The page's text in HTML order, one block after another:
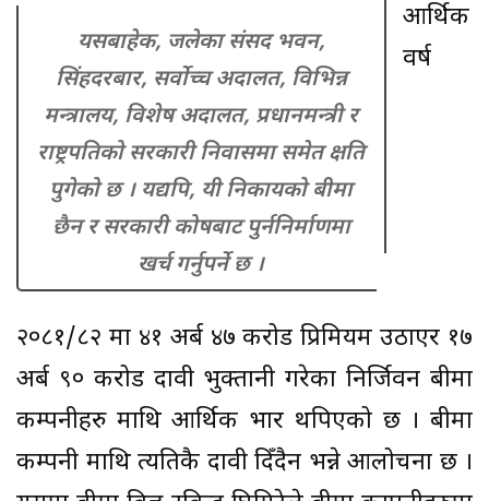
यसबाहेक, जलेका संसद भवन,
सिंहदरबार, सर्वोच्च अदालत, विभिन्न
मन्त्रालय, विशेष अदालत, प्रधानमन्त्री र
राष्ट्रपतिको सरकारी निवासमा समेत क्षति
पुगेको छ । यद्यपि, यी निकायको बीमा
छैन र सरकारी कोषबाट पुर्ननिर्माणमा
खर्च गर्नुपर्ने छ ।
आर्थिक
वर्ष
२०८१/८२ मा ४१ अर्ब ४७ करोड प्रिमियम उठाएर १७
अर्ब ९० करोड दावी भुक्तानी गरेका निर्जिवन बीमा
कम्पनीहरु माथि आर्थिक भार थपिएको छ । बीमा
कम्पनी माथि त्यतिकै दावी दिँदैन भन्ने आलोचना छ ।